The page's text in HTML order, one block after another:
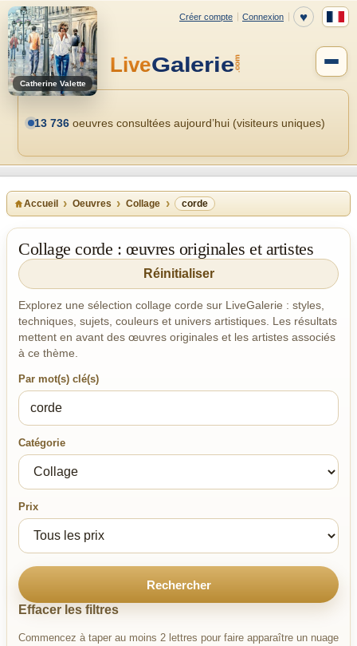
Catherine Valette
13 736 oeuvres consultées aujourd’hui (visiteurs uniques)
Accueil Oeuvres Collage corde
Collage corde : œuvres originales et artistes
Réinitialiser
Explorez une sélection collage corde sur LiveGalerie : styles,
techniques, sujets, couleurs et univers artistiques. Les résultats
mettent en avant des œuvres originales et les artistes associés
à ce thème.
Par mot(s) clé(s)
Catégorie
Prix
Rechercher
Effacer les filtres
Commencez à taper au moins 2 lettres pour faire apparaître un nuage